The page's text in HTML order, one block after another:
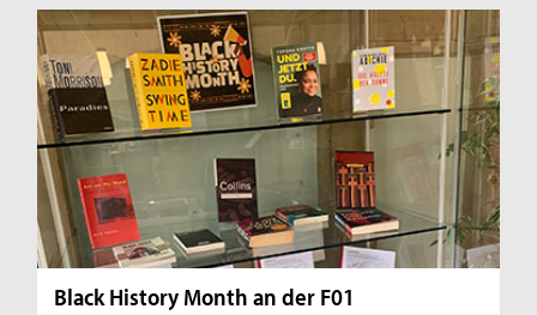
Black History Month an der F01